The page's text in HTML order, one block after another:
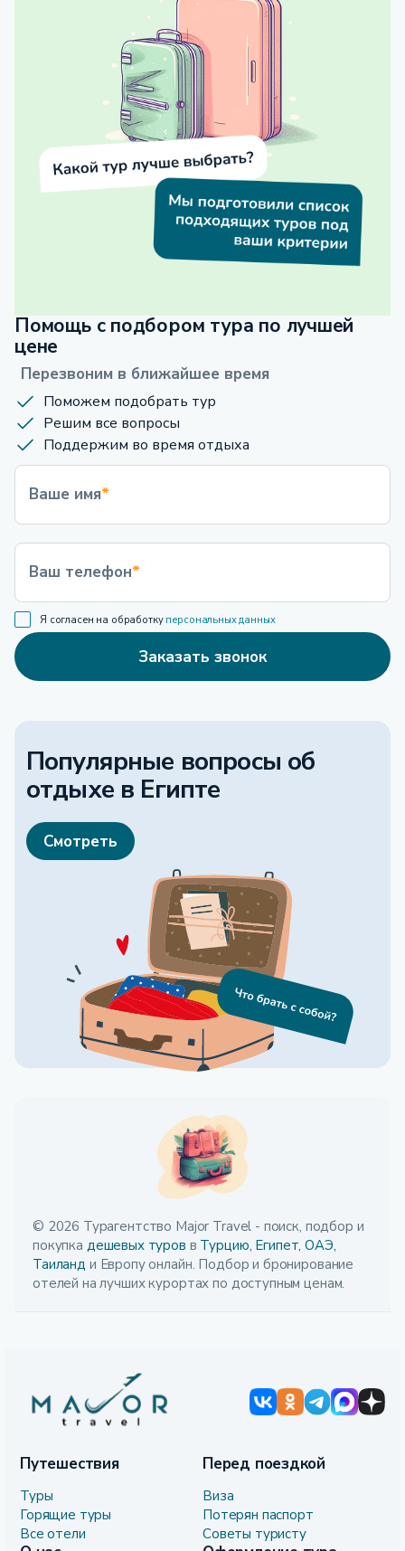
Помощь с подбором тура по лучшей
цене
Перезвоним в ближайшее время
Поможем подобрать тур
Решим все вопросы
Поддержим во время отдыха
Ваше имя*
Ваш телефон*
Я согласен на обработку персональных данных
Заказать звонок
Популярные вопросы об
отдыхе в Египте
Смотреть
© 2026 Турагентство Major Travel - поиск, подбор и
покупка дешевых туров в Турцию, Египет, ОАЭ,
Таиланд и Европу онлайн. Подбор и бронирование
отелей на лучших курортах по доступным ценам.
Путешествия
Туры
Горящие туры
Все отели
Перед поездкой
Виза
Потерян паспорт
Советы туристу